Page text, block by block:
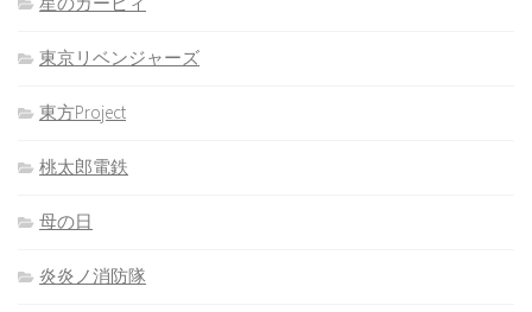
東京リベンジャーズ
東方Project
桃太郎電鉄
母の日
炎炎ノ消防隊